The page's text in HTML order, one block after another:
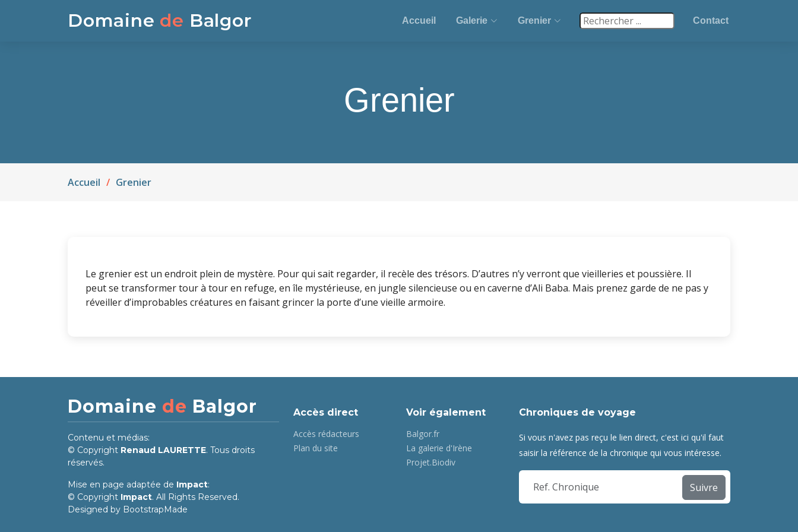
Domaine de Balgor Accueil Galerie Grenier Contact
Grenier
Accueil Grenier
Le grenier est un endroit plein de mystère. Pour qui sait regarder, il recèle des trésors. D’autres n’y verront que vieilleries et poussière. Il
peut se transformer tour à tour en refuge, en île mystérieuse, en jungle silencieuse ou en caverne d’Ali Baba. Mais prenez garde de ne pas y
réveiller d’improbables créatures en faisant grincer la porte d’une vieille armoire.
Domaine de Balgor
Contenu et médias:
© Copyright Renaud LAURETTE. Tous droits
réservés.
Mise en page adaptée de Impact:
© Copyright Impact. All Rights Reserved.
Designed by BootstrapMade
Accès direct
Accès rédacteurs
Plan du site
Voir également
Balgor.fr
La galerie d'Irène
Projet.Biodiv
Chroniques de voyage
Si vous n'avez pas reçu le lien direct, c'est ici qu'il faut
saisir la référence de la chronique qui vous intéresse.
Suivre